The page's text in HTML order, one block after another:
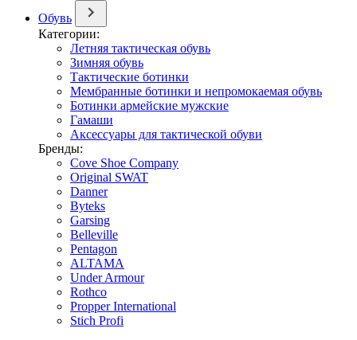
Обувь
Категории:
Летняя тактическая обувь
Зимняя обувь
Тактические ботинки
Мембранные ботинки и непромокаемая обувь
Ботинки армейские мужские
Гамаши
Аксессуары для тактической обуви
Бренды:
Cove Shoe Company
Original SWAT
Danner
Byteks
Garsing
Belleville
Pentagon
ALTAMA
Under Armour
Rothco
Propper International
Stich Profi